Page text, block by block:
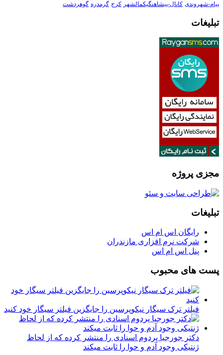
پیام-شهروندی کانال-پیشاهنگیکمالشهر کرج گرمدره گوهردشت
تبلیغات
مجزی پروژه
تبلیغات
رایگان اس ام اس
شرکت نرم افزاری مازندران
پنل اس ام اس
پست های محبوب
فیلتر ترک سیگار نیکوپرسین را جایگزین فیلتر سیگار خود کنید
دکتر جورجیا پردوم اسنادی را منتشر کرده که از لحاظ
ژنتیکی وجود آدم و حوا را ثابت میکند